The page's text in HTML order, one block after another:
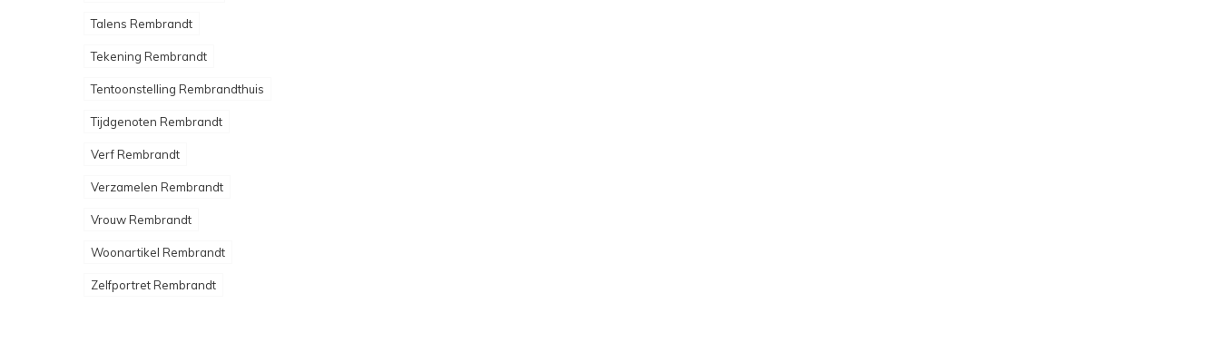
Talens Rembrandt
Tekening Rembrandt
Tentoonstelling Rembrandthuis
Tijdgenoten Rembrandt
Verf Rembrandt
Verzamelen Rembrandt
Vrouw Rembrandt
Woonartikel Rembrandt
Zelfportret Rembrandt